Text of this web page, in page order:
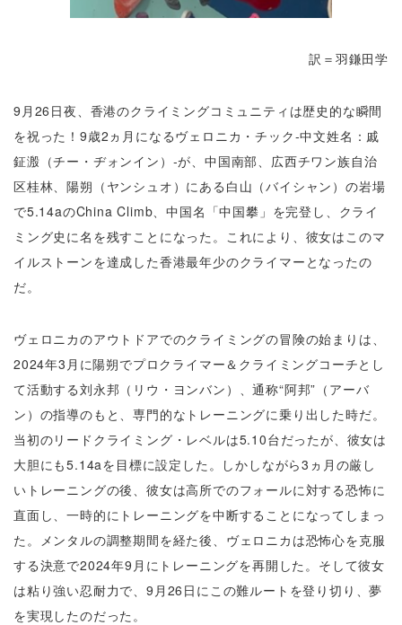
訳＝羽鎌田学
9月26日夜、香港のクライミングコミュニティは歴史的な瞬間
を祝った！9歳2ヵ月になるヴェロニカ・チック‐中文姓名：戚
鉦溵（チー・ヂォンイン）‐が、中国南部、広西チワン族自治
区桂林、陽朔（ヤンシュオ）にある白山（バイシャン）の岩場
で5.14aのChina Climb、中国名「中国攀」を完登し、クライ
ミング史に名を残すことになった。これにより、彼女はこのマ
イルストーンを達成した香港最年少のクライマーとなったの
だ。
ヴェロニカのアウトドアでのクライミングの冒険の始まりは、
2024年3月に陽朔でプロクライマー＆クライミングコーチとし
て活動する刘永邦（リウ・ヨンバン）、通称“阿邦”（アーバ
ン）の指導のもと、専門的なトレーニングに乗り出した時だ。
当初のリードクライミング・レベルは5.10台だったが、彼女は
大胆にも5.14aを目標に設定した。しかしながら3ヵ月の厳し
いトレーニングの後、彼女は高所でのフォールに対する恐怖に
直面し、一時的にトレーニングを中断することになってしまっ
た。メンタルの調整期間を経た後、ヴェロニカは恐怖心を克服
する決意で2024年9月にトレーニングを再開した。そして彼女
は粘り強い忍耐力で、9月26日にこの難ルートを登り切り、夢
を実現したのだった。